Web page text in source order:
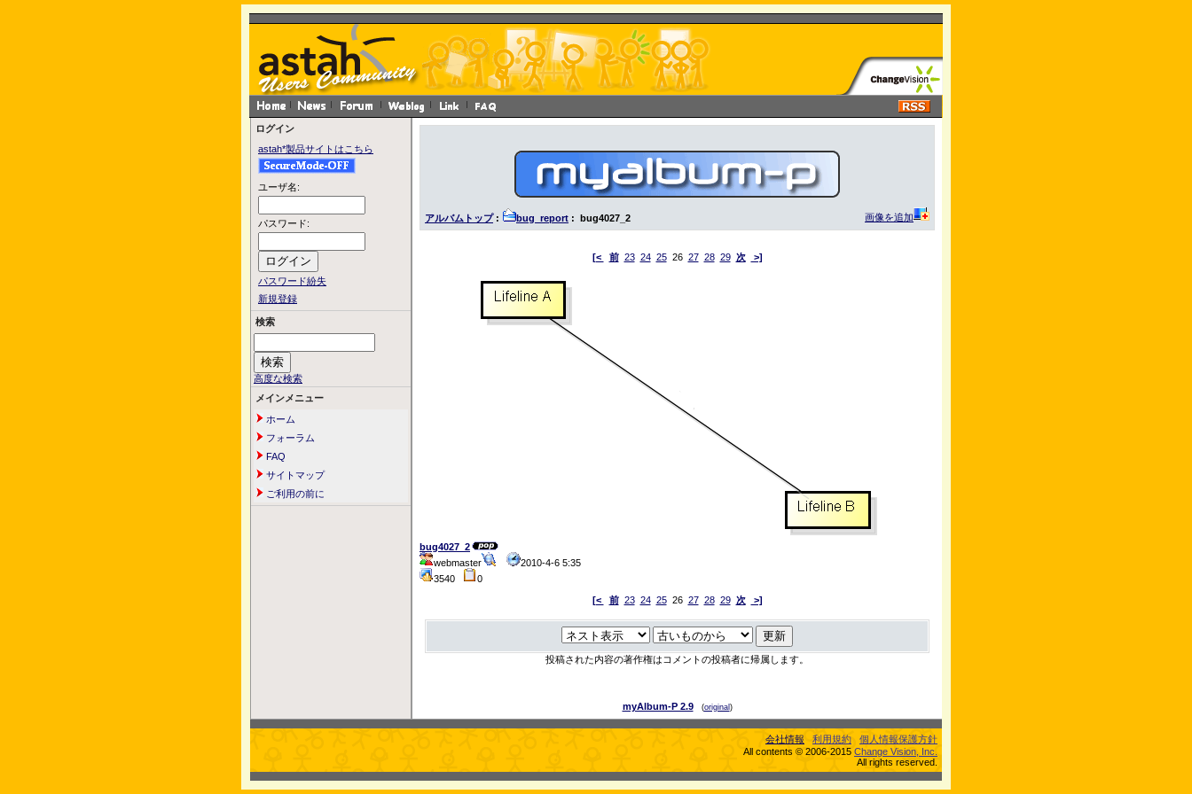
ログイン
astah*製品サイトはこちら
ユーザ名:
パスワード:
パスワード紛失
新規登録
検索
高度な検索
メインメニュー
ホーム
フォーラム
FAQ
サイトマップ
ご利用の前に
アルバムトップ: bug_report : bug4027_2 画像を追加
[< 前 23 24 2526 27 28 29 次 >]
bug4027_2
webmaster
2010-4-6 5:35
3540
0
[<
前 23 24 2526 27 28 29 次 >]
投稿された内容の著作権はコメントの投稿者に帰属します。
myAlbum-P 2.9 (original )
会社情報 利用規約
個人情報保護方針
All contents © 2006-2015 Change Vision, Inc.
All rights reserved.